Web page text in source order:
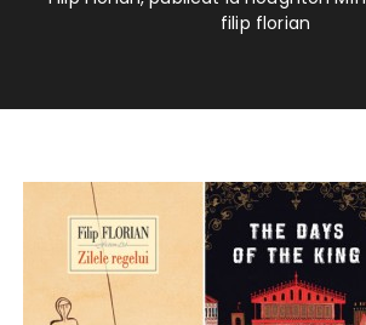
filip florian